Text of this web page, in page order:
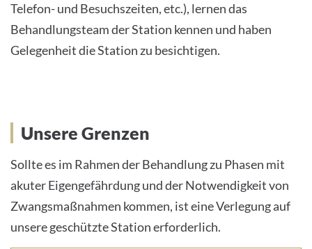
Telefon- und Besuchszeiten, etc.), lernen das
Behandlungsteam der Station kennen und haben
Gelegenheit die Station zu besichtigen.
Unsere Grenzen
Sollte es im Rahmen der Behandlung zu Phasen mit
akuter Eigengefährdung und der Notwendigkeit von
Zwangsmaßnahmen kommen, ist eine Verlegung auf
unsere geschützte Station erforderlich.